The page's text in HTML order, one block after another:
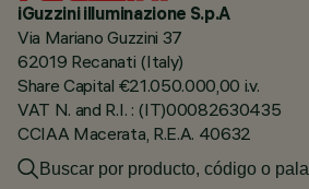
iGuzzini illuminazione S.p.A
Via Mariano Guzzini 37
62019 Recanati (Italy)
Share Capital €21.050.000,00 i.v.
VAT N. and R.I. : (IT)00082630435
CCIAA Macerata, R.E.A. 40632